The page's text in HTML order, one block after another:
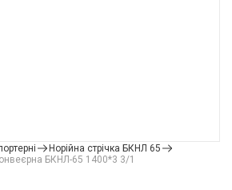
Норійна стрічка БКНЛ 65
БКНЛ-65 1400*3 3/1